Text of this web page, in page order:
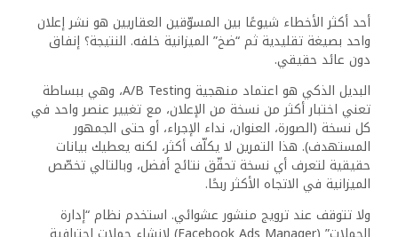
كيف يمكنني زيادة معدل الرسائل أو التواصل؟
ببساطة، اجعل الردود سهلة وسريعة. فعّل الردود التلقائية،
ووفّر نموذج تواصل بسيط. اسأل سؤالًا في نهاية كل منشور:
“حابب تعرف تفاصيل أكتر؟ ابعتلنا رسالة دلوقتي.” هذه الدعوة
المباشرة تزيد من فرص التفاعل. وإن كنت تدير أكثر من عقار،
اصنع جدولًا يوضح الخيارات، ودع العميل يختار منها مباشرة في
الدردشة
هل من الضروري الظهور بالفيديو؟
هل من الضروري استخدام الفيديو؟ ولماذا يحقق نتائج
مضاعفة؟